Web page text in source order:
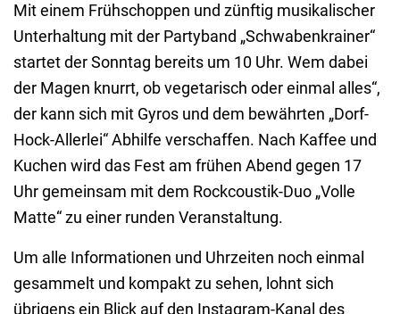
Mit einem Frühschoppen und zünftig musikalischer
Unterhaltung mit der Partyband „Schwabenkrainer“
startet der Sonntag bereits um 10 Uhr. Wem dabei
der Magen knurrt, ob vegetarisch oder einmal alles“,
der kann sich mit Gyros und dem bewährten „Dorf-
Hock-Allerlei“ Abhilfe verschaffen. Nach Kaffee und
Kuchen wird das Fest am frühen Abend gegen 17
Uhr gemeinsam mit dem Rockcoustik-Duo „Volle
Matte“ zu einer runden Veranstaltung.
Um alle Informationen und Uhrzeiten noch einmal
gesammelt und kompakt zu sehen, lohnt sich
übrigens ein Blick auf den Instagram-Kanal des